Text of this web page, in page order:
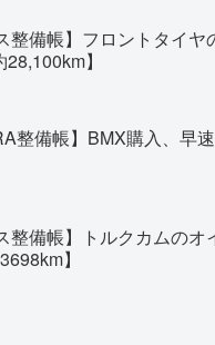
整備帳】フロントタイ
28,100km】
整備帳】BMX購入、早
整備帳】トルクカムの
】